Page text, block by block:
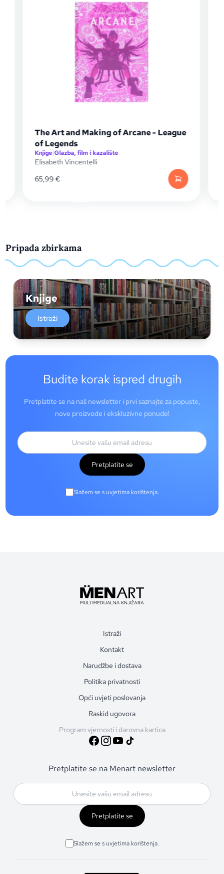
The Art and Making of Arcane - League
of Legends
Knjige|Glazba, film i kazalište
Elisabeth Vincentelli
65,99€
Pripada zbirkama
Knjige
Istraži
Budite korak ispred drugih
Pretplatite se na naš newsletter i prvi saznajte za popuste,
nove proizvode i ekskluzivne ponude!
Pretplatite se
Slažem se s uvjetima korištenja.
Istraži
Kontakt
Narudžbe i dostava
Politika privatnosti
Opći uvjeti poslovanja
Raskid ugovora
Program vjernosti i darovna kartica
Pretplatite se na Menart newsletter
Pretplatite se
Slažem se s uvjetima korištenja.